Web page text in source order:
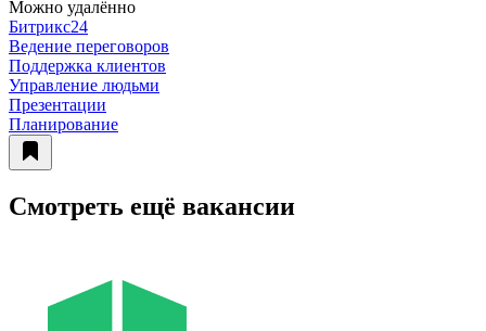
Можно удалённо
Битрикс24
Ведение переговоров
Поддержка клиентов
Управление людьми
Презентации
Планирование
Смотреть ещё вакансии